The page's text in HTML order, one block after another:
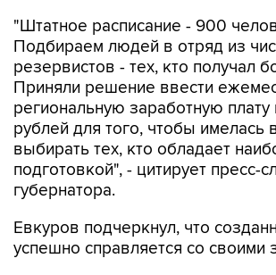
"Штатное расписание - 900
Подбираем людей в отряд из
резервистов - тех, кто получал
Приняли решение ввести
региональную заработную плату
рублей для того, чтобы имелась
выбирать тех, кто обладает
подготовкой", - цитирует пресс-
губернатора.
Евкуров подчеркнул, что
успешно справляется со своими